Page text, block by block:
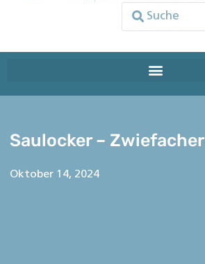
Saulocker – Zwiefacher
Oktober 14, 2024